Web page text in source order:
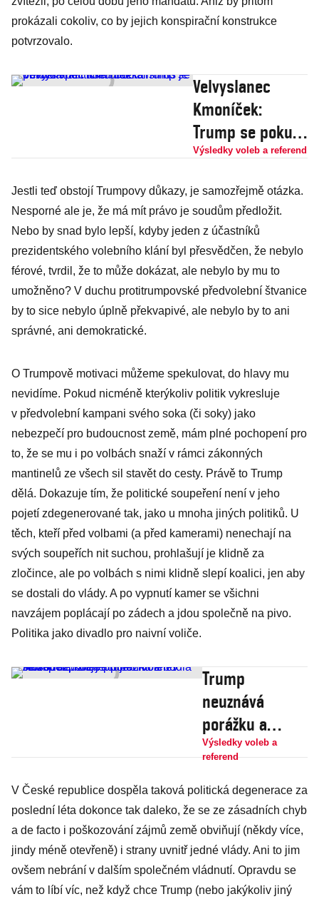
prokázali cokoliv, co by jejich konspirační konstrukce
potvrzovalo.
Velvyslanec
Kmoníček:
Trump se pokusí
vrátit úder.
obvyklá politická
urážka
Výsledky voleb a referend
Jestli teď obstojí Trumpovy důkazy, je samozřejmě otázka.
Nesporné ale je, že má mít právo je soudům předložit.
Nebo by snad bylo lepší, kdyby jeden z účastníků
prezidentského volebního klání byl přesvědčen, že nebylo
férové, tvrdil, že to může dokázat, ale nebylo by mu to
umožněno? V duchu protitrumpovské předvolební štvanice
by to sice nebylo úplně překvapivé, ale nebylo by to ani
správné, ani demokratické.
O Trumpově motivaci můžeme spekulovat, do hlavy mu
nevidíme. Pokud nicméně kterýkoliv politik vykresluje
v předvolební kampani svého soka (či soky) jako
nebezpečí pro budoucnost země, mám plné pochopení pro
to, že se mu i po volbách snaží v rámci zákonných
mantinelů ze všech sil stavět do cesty. Právě to Trump
dělá. Dokazuje tím, že politické soupeření není v jeho
pojetí zdegenerované tak, jako u mnoha jiných politiků. U
těch, kteří před volbami (a před kamerami) nenechají na
svých soupeřích nit suchou, prohlašují je klidně za
zločince, ale po volbách s nimi klidně slepí koalici, jen aby
se dostali do vlády. A po vypnutí kamer se všichni
navzájem poplácají po zádech a jdou společně na pivo.
Politika jako divadlo pro naivní voliče.
Trump
neuznává
porážku a
hodlá se
to jen možné.
Nově rozporuje
průběh voleb v
Arizoně
Výsledky voleb a
referend
V České republice dospěla taková politická degenerace za
poslední léta dokonce tak daleko, že se ze zásadních chyb
a de facto i poškozování zájmů země obviňují (někdy více,
jindy méně otevřeně) i strany uvnitř jedné vlády. Ani to jim
ovšem nebrání v dalším společném vládnutí. Opravdu se
vám to líbí víc, než když chce Trump (nebo jakýkoliv jiný